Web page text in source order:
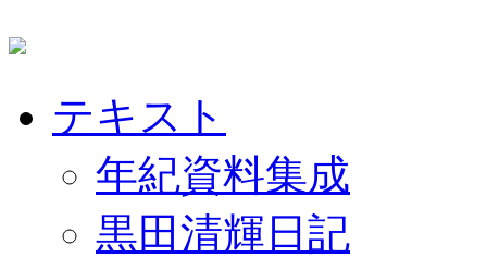
テキスト
年紀資料集成
黒田清輝日記